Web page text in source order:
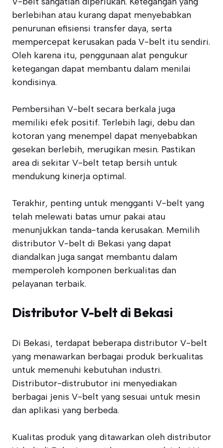
berlebihan atau kurang dapat menyebabkan
penurunan efisiensi transfer daya, serta
mempercepat kerusakan pada V-belt itu sendiri.
Oleh karena itu, penggunaan alat pengukur
ketegangan dapat membantu dalam menilai
kondisinya.
Pembersihan V-belt secara berkala juga
memiliki efek positif. Terlebih lagi, debu dan
kotoran yang menempel dapat menyebabkan
gesekan berlebih, merugikan mesin. Pastikan
area di sekitar V-belt tetap bersih untuk
mendukung kinerja optimal.
Terakhir, penting untuk mengganti V-belt yang
telah melewati batas umur pakai atau
menunjukkan tanda-tanda kerusakan. Memilih
distributor V-belt di Bekasi yang dapat
diandalkan juga sangat membantu dalam
memperoleh komponen berkualitas dan
pelayanan terbaik.
Distributor V-belt di Bekasi
Di Bekasi, terdapat beberapa distributor V-belt
yang menawarkan berbagai produk berkualitas
untuk memenuhi kebutuhan industri.
Distributor-distrubutor ini menyediakan
berbagai jenis V-belt yang sesuai untuk mesin
dan aplikasi yang berbeda.
Kualitas produk yang ditawarkan oleh distributor